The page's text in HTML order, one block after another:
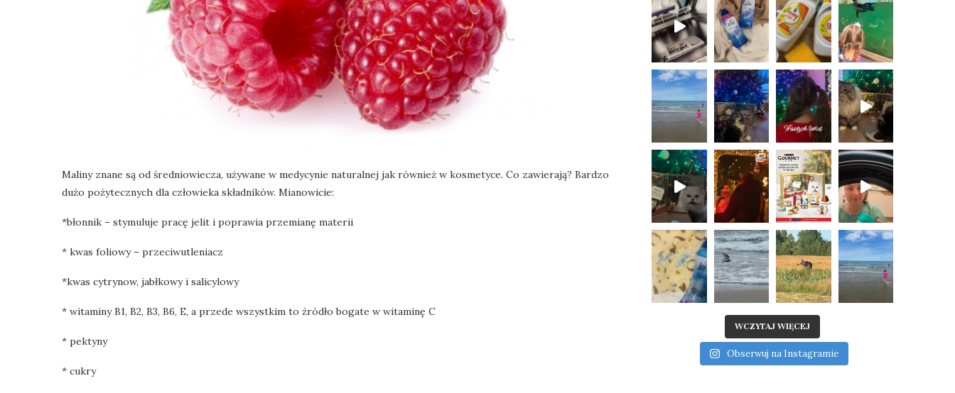
Maliny znane są od średniowiecza, używane w medycynie naturalnej jak również w kosmetyce. Co zawierają? Bardzo
dużo pożytecznych dla człowieka składników. Mianowicie:
*błonnik – stymuluje pracę jelit i poprawia przemianę materii
* kwas foliowy – przeciwutleniacz
*kwas cytrynow, jabłkowy i salicylowy
* witaminy B1, B2, B3, B6, E, a przede wszystkim to żródło bogate w witaminę C
* pektyny
* cukry
WCZYTAJ WIĘCEJ
Obserwuj na Instagramie